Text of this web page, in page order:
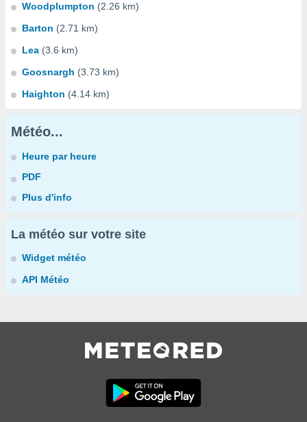
Woodplumpton (2.26 km)
Barton (2.71 km)
Lea (3.6 km)
Goosnargh (3.73 km)
Haighton (4.14 km)
Météo...
Heure par heure
PDF
Plus d'info
La météo sur votre site
Widget météo
API Météo